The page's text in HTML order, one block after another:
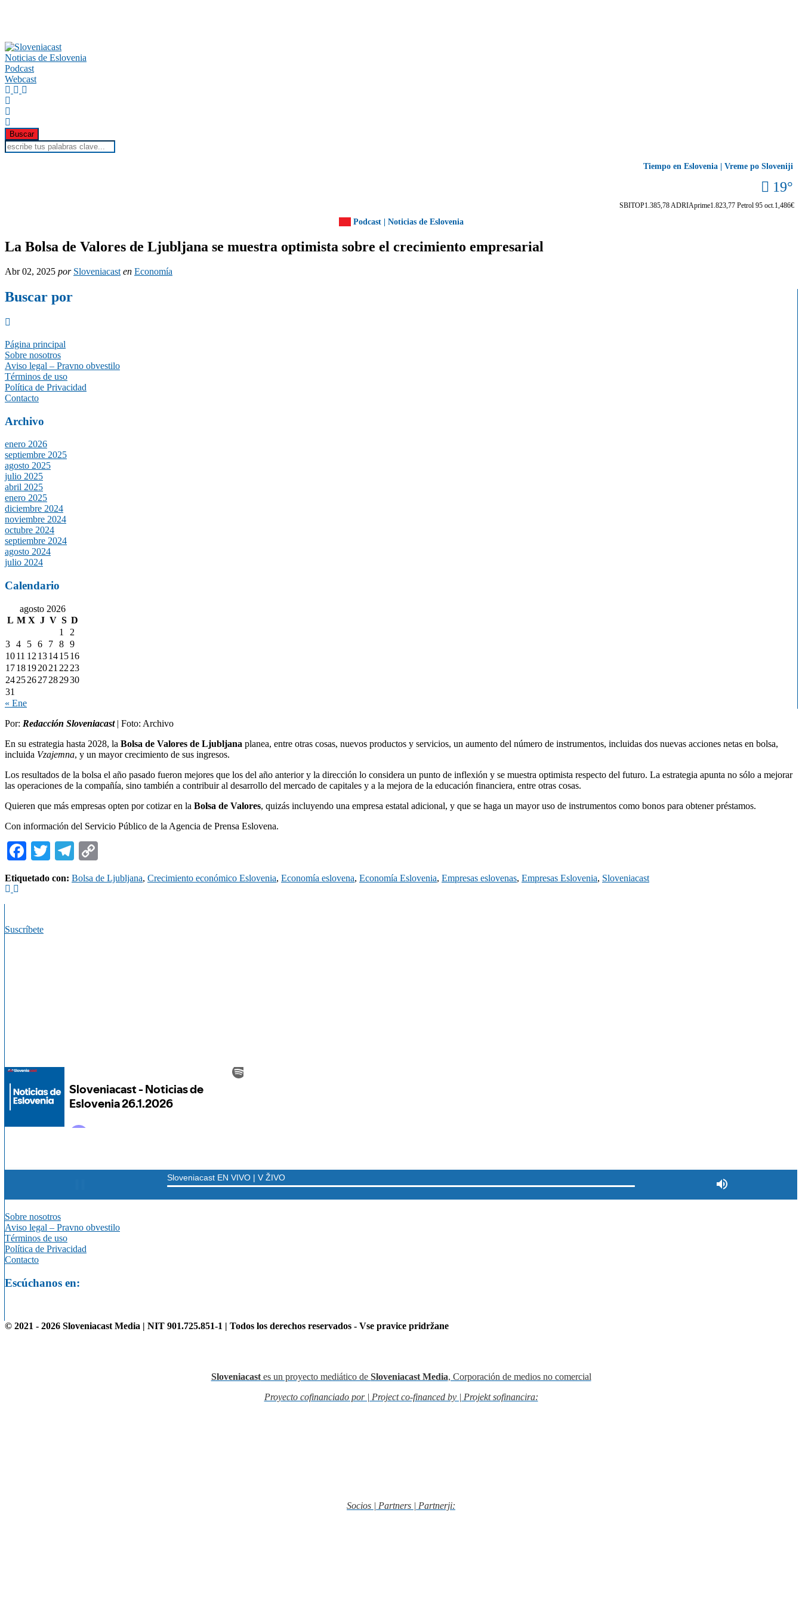
Noticias de Eslovenia
Podcast
Webcast
Tiempo en Eslovenia | Vreme po Sloveniji
19°
SBITOP1.385,78 ADRIAprime1.823,77 Petrol 95 oct. 1,486€
Podcast | Noticias de Eslovenia
La Bolsa de Valores de Ljubljana se muestra optimista sobre el crecimiento empresarial
Abr 02, 2025 por Sloveniacast en Economía
Buscar por
Página principal
Sobre nosotros
Aviso legal – Pravno obvestilo
Términos de uso
Política de Privacidad
Contacto
Archivo
enero 2026
septiembre 2025
agosto 2025
julio 2025
abril 2025
enero 2025
diciembre 2024
noviembre 2024
octubre 2024
septiembre 2024
agosto 2024
julio 2024
Calendario
agosto 2026
L M X J V S D
1
2
3 4 5 6 7 8 9
1011 12 13141516
1718192021 22 23
24252627282930
31
« Ene
Por: Redacción Sloveniacast| Foto: Archivo
En su estrategia hasta 2028, la Bolsa de Valores de Ljubljana planea, entre otras cosas, nuevos productos y servicios, un aumento del número de instrumentos, incluidas dos nuevas acciones netas en bolsa,
incluida Vzajemna, y un mayor crecimiento de sus ingresos.
Los resultados de la bolsa el año pasado fueron mejores que los del año anterior y la dirección lo considera un punto de inflexión y se muestra optimista respecto del futuro. La estrategia apunta no sólo a mejorar
las operaciones de la compañía, sino también a contribuir al desarrollo del mercado de capitales y a la mejora de la educación financiera, entre otras cosas.
Quieren que más empresas opten por cotizar en la Bolsa de Valores, quizás incluyendo una empresa estatal adicional, y que se haga un mayor uso de instrumentos como bonos para obtener préstamos.
Con información del Servicio Público de la Agencia de Prensa Eslovena.
Facebook
TwitterTelegram
Link
Etiquetado con: Bolsa de Ljubljana, Crecimiento económico Eslovenia, Economía eslovena, Economía Eslovenia, Empresas eslovenas, Empresas Eslovenia, Sloveniacast
Suscríbete
Sobre nosotros
Aviso legal – Pravno obvestilo
Términos de uso
Política de Privacidad
Contacto
Escúchanos en:
© 2021 - 2026 Sloveniacast Media | NIT 901.725.851-1 | Todos los derechos reservados - Vse pravice pridržane
Sloveniacastes un proyecto mediático de Sloveniacast Media, Corporación de medios no comercial
Proyecto cofinanciado por | Project co-financed by | Projekt sofinancira:
Socios | Partners | Partnerji: